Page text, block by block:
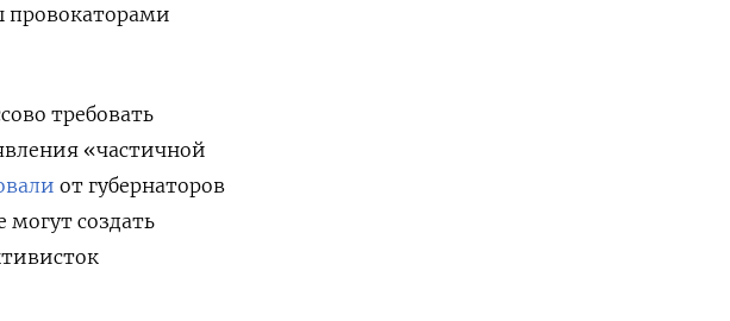
провокаторами
требовать
«частичной
от губернаторов
создать